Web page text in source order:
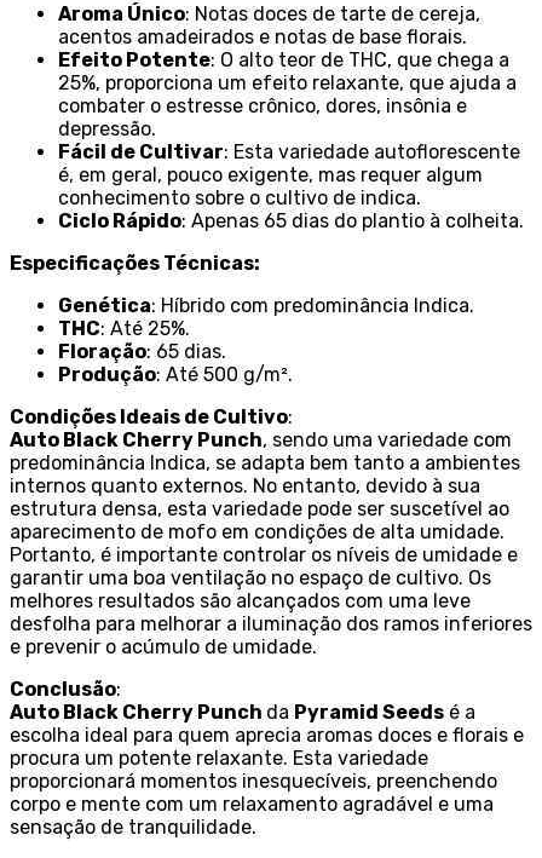
Aroma Único: Notas doces de tarte de cereja,
acentos amadeirados e notas de base florais.
Efeito Potente: O alto teor de THC, que chega a
25%, proporciona um efeito relaxante, que ajuda a
combater o estresse crônico, dores, insônia e
depressão.
Fácil de Cultivar: Esta variedade autoflorescente
é, em geral, pouco exigente, mas requer algum
conhecimento sobre o cultivo de indica.
Ciclo Rápido: Apenas 65 dias do plantio à colheita.
Especificações Técnicas:
Genética: Híbrido com predominância Indica.
THC: Até 25%.
Floração: 65 dias.
Produção: Até 500 g/m².
Condições Ideais de Cultivo:
Auto Black Cherry Punch, sendo uma variedade com
predominância Indica, se adapta bem tanto a ambientes
internos quanto externos. No entanto, devido à sua
estrutura densa, esta variedade pode ser suscetível ao
aparecimento de mofo em condições de alta umidade.
Portanto, é importante controlar os níveis de umidade e
garantir uma boa ventilação no espaço de cultivo. Os
melhores resultados são alcançados com uma leve
desfolha para melhorar a iluminação dos ramos inferiores
e prevenir o acúmulo de umidade.
Conclusão:
Auto Black Cherry Punch da Pyramid Seeds é a
escolha ideal para quem aprecia aromas doces e florais e
procura um potente relaxante. Esta variedade
proporcionará momentos inesquecíveis, preenchendo
corpo e mente com um relaxamento agradável e uma
sensação de tranquilidade.